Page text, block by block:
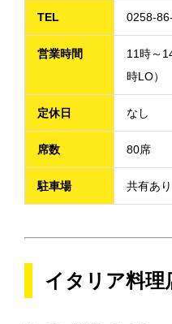
TEL 0258-
営業時間
11時～
時LO）
定休日 なし
席数 80席
駐車場 共有あり
イタリア料理